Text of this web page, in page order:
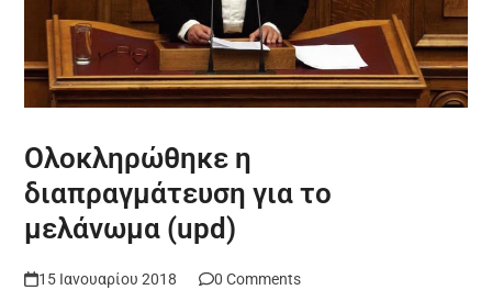
Ολοκληρώθηκε η
διαπραγμάτευση για το
μελάνωμα (upd)
15 Ιανουαρίου 2018 0 Comments